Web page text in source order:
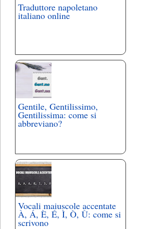
Traduttore napoletano
italiano online
Gentile, Gentilissimo,
Gentilissima: come si
abbreviano?
Vocali maiuscole accentate
À, Á, È, É, Ì, Ò, Ù: come si
scrivono